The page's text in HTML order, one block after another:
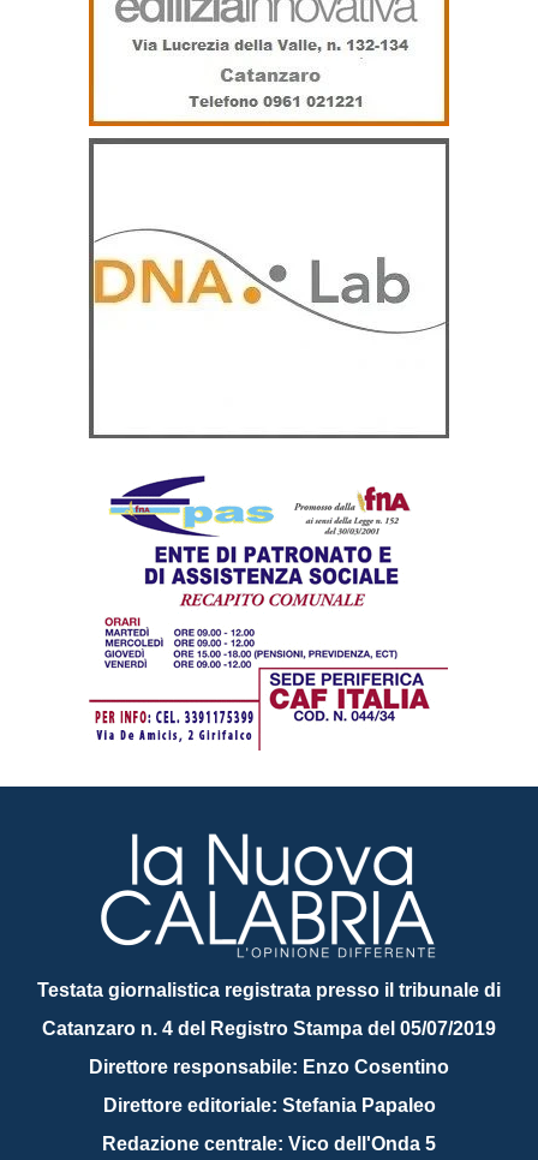
Testata giornalistica registrata presso il tribunale di
Catanzaro n. 4 del Registro Stampa del 05/07/2019
Direttore responsabile: Enzo Cosentino
Direttore editoriale: Stefania Papaleo
Redazione centrale: Vico dell'Onda 5